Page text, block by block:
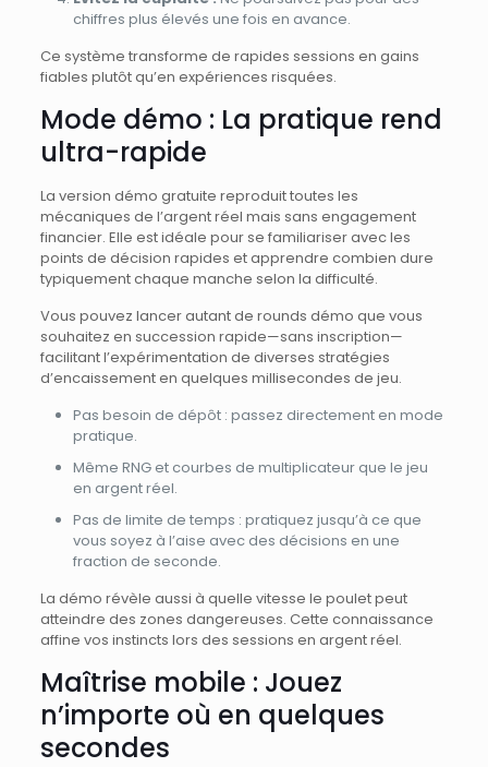
chiffres plus élevés une fois en avance.
Ce système transforme de rapides sessions en gains
fiables plutôt qu’en expériences risquées.
Mode démo : La pratique rend
ultra-rapide
La version démo gratuite reproduit toutes les
mécaniques de l’argent réel mais sans engagement
financier. Elle est idéale pour se familiariser avec les
points de décision rapides et apprendre combien dure
typiquement chaque manche selon la difficulté.
Vous pouvez lancer autant de rounds démo que vous
souhaitez en succession rapide—sans inscription—
facilitant l’expérimentation de diverses stratégies
d’encaissement en quelques millisecondes de jeu.
Pas besoin de dépôt : passez directement en mode
pratique.
Même RNG et courbes de multiplicateur que le jeu
en argent réel.
Pas de limite de temps : pratiquez jusqu’à ce que
vous soyez à l’aise avec des décisions en une
fraction de seconde.
La démo révèle aussi à quelle vitesse le poulet peut
atteindre des zones dangereuses. Cette connaissance
affine vos instincts lors des sessions en argent réel.
Maîtrise mobile : Jouez
n’importe où en quelques
secondes